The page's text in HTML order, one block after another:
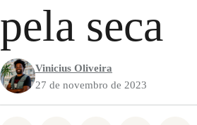
pela seca
Vinicius Oliveira
27 de novembro de 2023